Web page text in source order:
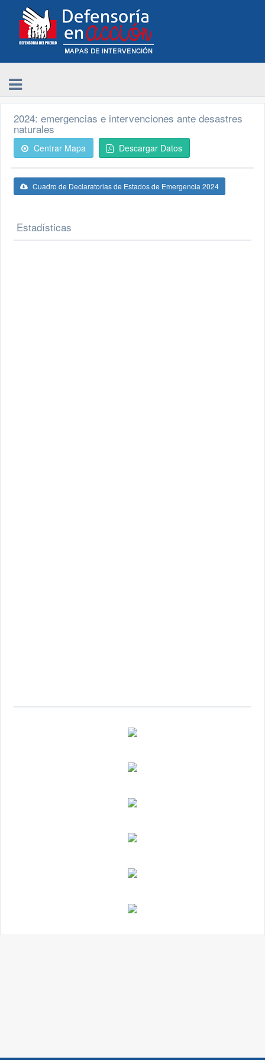
2024: emergencias e intervenciones ante desastres
naturales
Centrar Mapa Descargar Datos
Cuadro de Declaratorias de Estados de Emergencia 2024
Estadísticas